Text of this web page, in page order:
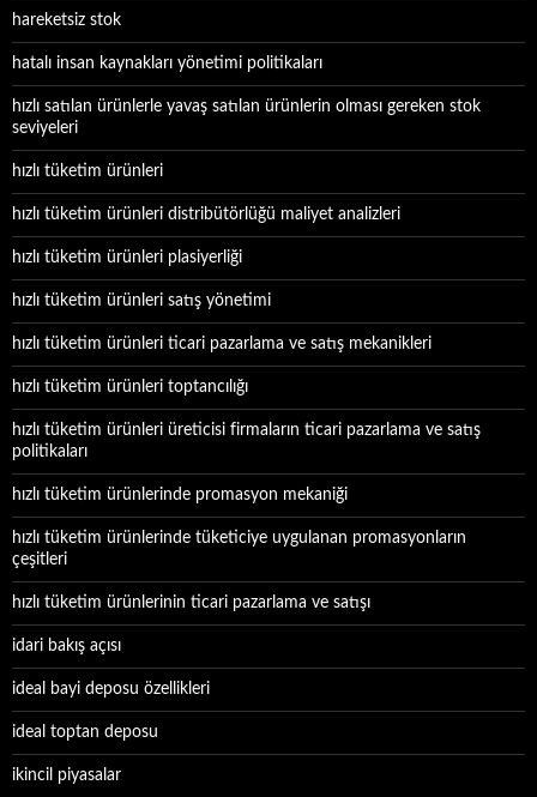
hareketsiz stok
hatalı insan kaynakları yönetimi politikaları
hızlı satılan ürünlerle yavaş satılan ürünlerin olması gereken stok
seviyeleri
hızlı tüketim ürünleri
hızlı tüketim ürünleri distribütörlüğü maliyet analizleri
hızlı tüketim ürünleri plasiyerliği
hızlı tüketim ürünleri satış yönetimi
hızlı tüketim ürünleri ticari pazarlama ve satış mekanikleri
hızlı tüketim ürünleri toptancılığı
hızlı tüketim ürünleri üreticisi firmaların ticari pazarlama ve satış
politikaları
hızlı tüketim ürünlerinde promasyon mekaniği
hızlı tüketim ürünlerinde tüketiciye uygulanan promasyonların
çeşitleri
hızlı tüketim ürünlerinin ticari pazarlama ve satışı
idari bakış açısı
ideal bayi deposu özellikleri
ideal toptan deposu
ikincil piyasalar